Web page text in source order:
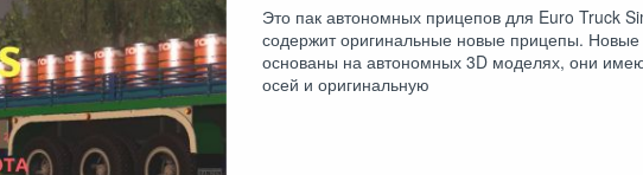
Это пак автономных прицепов для Euro Truck
содержит оригинальные новые прицепы.
основаны на автономных 3D моделях, они
осей и оригинальную